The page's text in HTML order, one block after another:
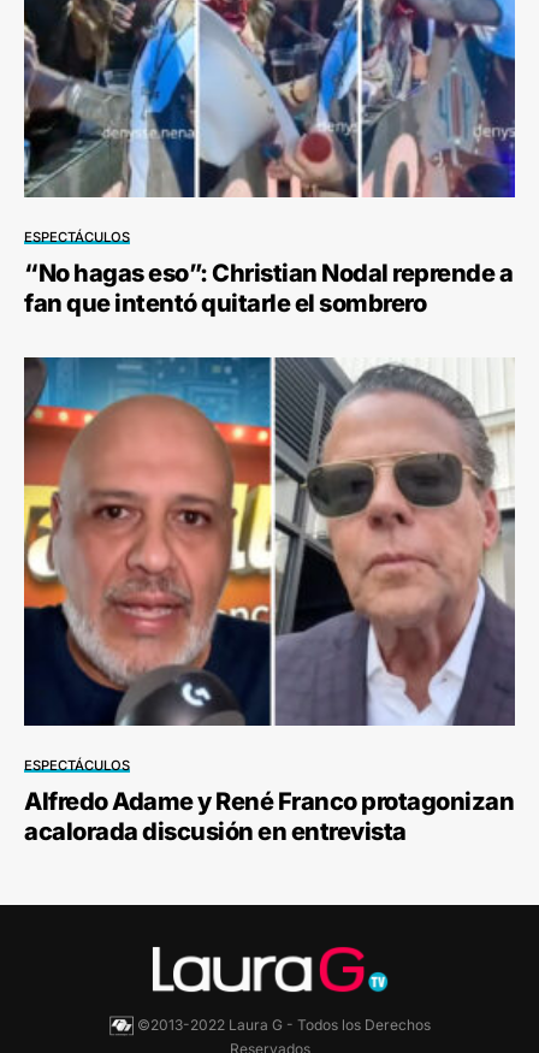
ESPECTÁCULOS
“No hagas eso”: Christian Nodal reprende a
fan que intentó quitarle el sombrero
ESPECTÁCULOS
Alfredo Adame y René Franco protagonizan
acalorada discusión en entrevista
©2013-2022 Laura G - Todos los Derechos
Reservados